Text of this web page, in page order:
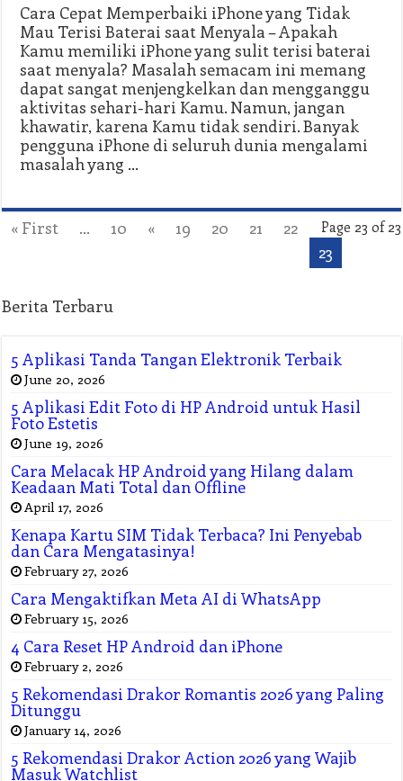
Cara Cepat Memperbaiki iPhone yang Tidak
Mau Terisi Baterai saat Menyala – Apakah
Kamu memiliki iPhone yang sulit terisi baterai
saat menyala? Masalah semacam ini memang
dapat sangat menjengkelkan dan mengganggu
aktivitas sehari-hari Kamu. Namun, jangan
khawatir, karena Kamu tidak sendiri. Banyak
pengguna iPhone di seluruh dunia mengalami
masalah yang …
Page 23 of 23
« First ... 10 « 19 20 21
22
23
Berita Terbaru
5 Aplikasi Tanda Tangan Elektronik Terbaik
June 20, 2026
5 Aplikasi Edit Foto di HP Android untuk Hasil
Foto Estetis
June 19, 2026
Cara Melacak HP Android yang Hilang dalam
Keadaan Mati Total dan Offline
April 17, 2026
Kenapa Kartu SIM Tidak Terbaca? Ini Penyebab
dan Cara Mengatasinya!
February 27, 2026
Cara Mengaktifkan Meta AI di WhatsApp
February 15, 2026
4 Cara Reset HP Android dan iPhone
February 2, 2026
5 Rekomendasi Drakor Romantis 2026 yang Paling
Ditunggu
January 14, 2026
5 Rekomendasi Drakor Action 2026 yang Wajib
Masuk Watchlist